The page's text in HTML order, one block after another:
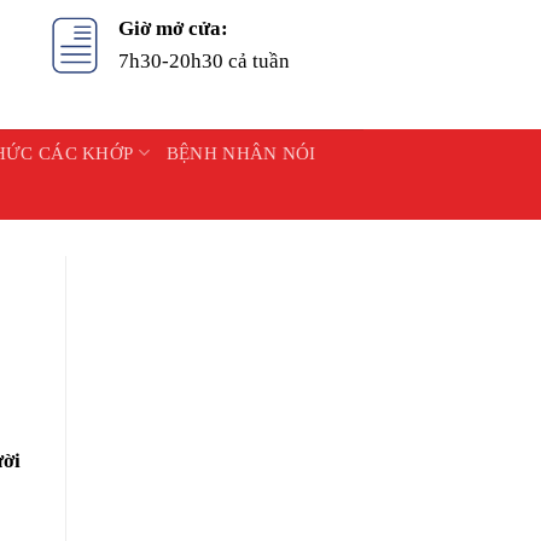
Giờ mở cửa:
7h30-20h30 cả tuần
CÁC KHỚP BỆNH NHÂN NÓI